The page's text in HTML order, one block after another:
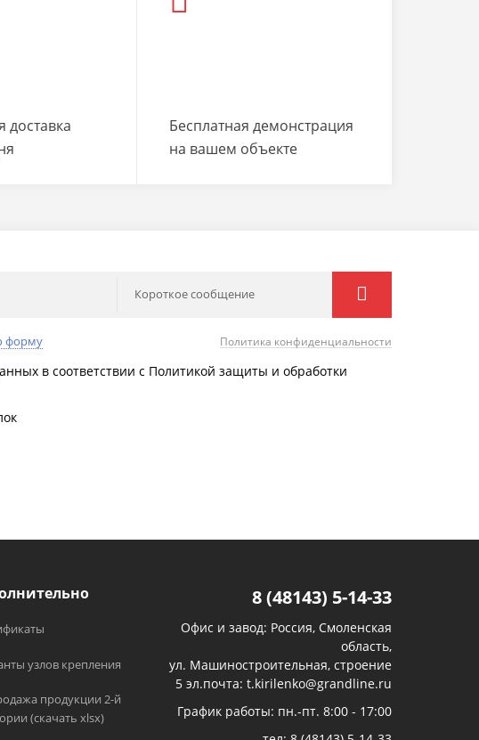
доставка
Бесплатная демонстрация
на вашем объекте
Короткое сообщение
форму Политика конфиденциальности
в соответствии с Политикой защиты и обработки
узлов крепления
продукции 2-й
(скачать xlsx)
8 (48143) 5-14-33
Офис и завод: Россия, Смоленская
область,
ул. Машиностроительная, строение
5 эл.почта: t.kirilenko@grandline.ru
График работы: пн.-пт. 8:00 - 17:00